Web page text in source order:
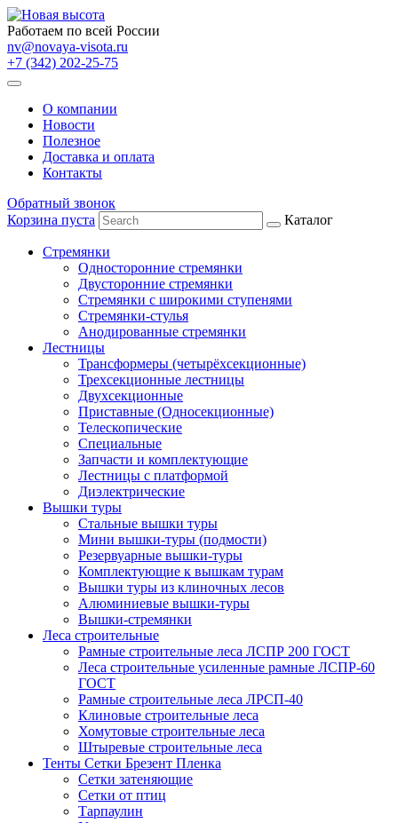
Работаем по всей России
nv@novaya-visota.ru
+7 (342) 202-25-75
О компании
Новости
Полезное
Доставка и оплата
Контакты
Обратный звонок
Корзина пуста
Каталог
Стремянки
Односторонние стремянки
Двусторонние стремянки
Стремянки с широкими ступенями
Стремянки-стулья
Анодированные стремянки
Лестницы
Трансформеры (четырёхсекционные)
Трехсекционные лестницы
Двухсекционные
Приставные (Односекционные)
Телескопические
Специальные
Запчасти и комплектующие
Лестницы с платформой
Диэлектрические
Вышки туры
Стальные вышки туры
Мини вышки-туры (подмости)
Резервуарные вышки-туры
Комплектующие к вышкам турам
Вышки туры из клиночных лесов
Алюминиевые вышки-туры
Вышки-стремянки
Леса строительные
Рамные строительные леса ЛСПР 200 ГОСТ
Леса строительные усиленные рамные ЛСПР-60
ГОСТ
Рамные строительные леса ЛРСП-40
Клиновые строительные леса
Хомутовые строительные леса
Штыревые строительные леса
Тенты Сетки Брезент Пленка
Сетки затеняющие
Сетки от птиц
Тарпаулин